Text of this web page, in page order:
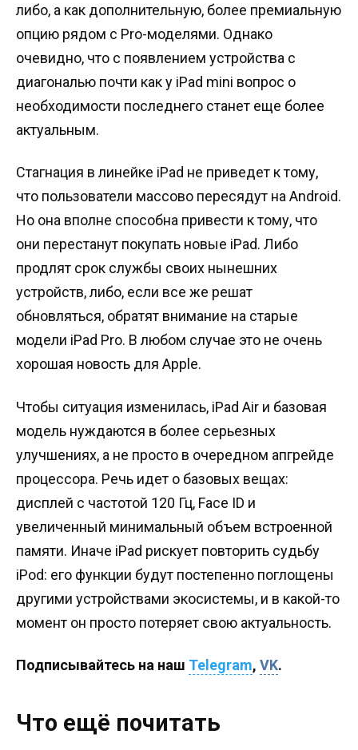
либо, а как дополнительную, более премиальную
опцию рядом с Pro-моделями. Однако
очевидно, что с появлением устройства с
диагональю почти как у iPad mini вопрос о
необходимости последнего станет еще более
актуальным.
Стагнация в линейке iPad не приведет к тому,
что пользователи массово пересядут на Android.
Но она вполне способна привести к тому, что
они перестанут покупать новые iPad. Либо
продлят срок службы своих нынешних
устройств, либо, если все же решат
обновляться, обратят внимание на старые
модели iPad Pro. В любом случае это не очень
хорошая новость для Apple.
Чтобы ситуация изменилась, iPad Air и базовая
модель нуждаются в более серьезных
улучшениях, а не просто в очередном апгрейде
процессора. Речь идет о базовых вещах:
дисплей с частотой 120 Гц, Face ID и
увеличенный минимальный объем встроенной
памяти. Иначе iPad рискует повторить судьбу
iPod: его функции будут постепенно поглощены
другими устройствами экосистемы, и в какой-то
момент он просто потеряет свою актуальность.
Подписывайтесь на наш Telegram, VK.
Что ещё почитать